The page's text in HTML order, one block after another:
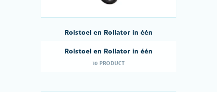
Rolstoel en Rollator in één
Rolstoel en Rollator in één
10 PRODUCT